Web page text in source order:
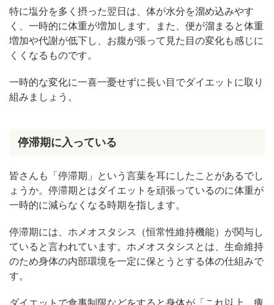
特に塩分を多く摂った翌日は、体が水分を溜め込みやす
く、一時的に体重が増加します。また、便が溜まると体重
増加や代謝が低下し、お腹が張って見た目の変化も感じに
くくなるものです。
一時的な変化に一喜一憂せずに長い目でダイエットに取り
組みましょう。
停滞期に入っている
皆さんも「停滞期」という言葉を耳にしたことがあるでし
ょうか。停滞期とはダイエットを頑張っているのに体重が
一時的に減らなくなる時期を指します。
停滞期には、ホメオスタシス（恒常性維持機能）が関与し
ていると言われています。ホメオスタシスとは、生命維持
のため身体の内部環境を一定に保とうとする体の仕組みで
す。
ダイエットで食事制限などをすると身体が「これ以上、痩